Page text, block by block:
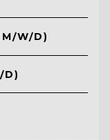
W/D)
D)